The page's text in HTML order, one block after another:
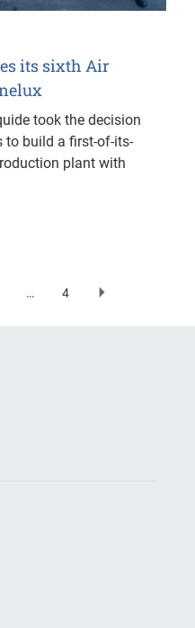
its sixth Air
took the decision
to build a first-of-its-
plant with
…
Last
4
Next